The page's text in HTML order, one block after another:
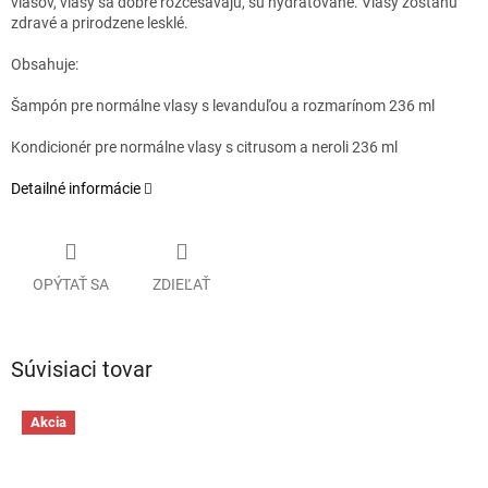
zdravé a prirodzene lesklé.
Obsahuje:
Šampón pre normálne vlasy s levanduľou a rozmarínom 236 ml
Kondicionér pre normálne vlasy s citrusom a neroli 236 ml
Detailné informácie
OPÝTAŤ SA ZDIEĽAŤ
Súvisiaci tovar
Akcia